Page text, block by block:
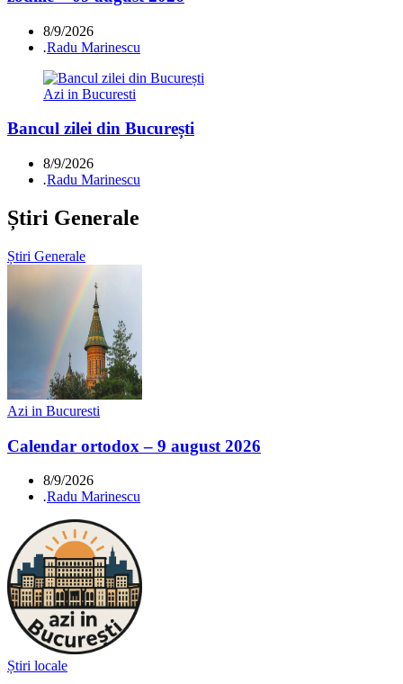
8/9/2026
.Radu Marinescu
Azi in Bucuresti
Bancul zilei din București
8/9/2026
.Radu Marinescu
Știri Generale
Știri Generale
Azi in Bucuresti
Calendar ortodox – 9 august 2026
8/9/2026
.Radu Marinescu
Știri locale